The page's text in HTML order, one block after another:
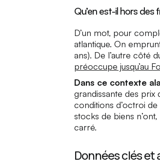
Qu’en est-il hors
D’un mot, pour
atlantique. On
ans). De l’autre côté
préoccupe jusqu’au
Dans ce contexte
grandissante des prix
conditions d’octroi
stocks de biens
carré.
Données clés et